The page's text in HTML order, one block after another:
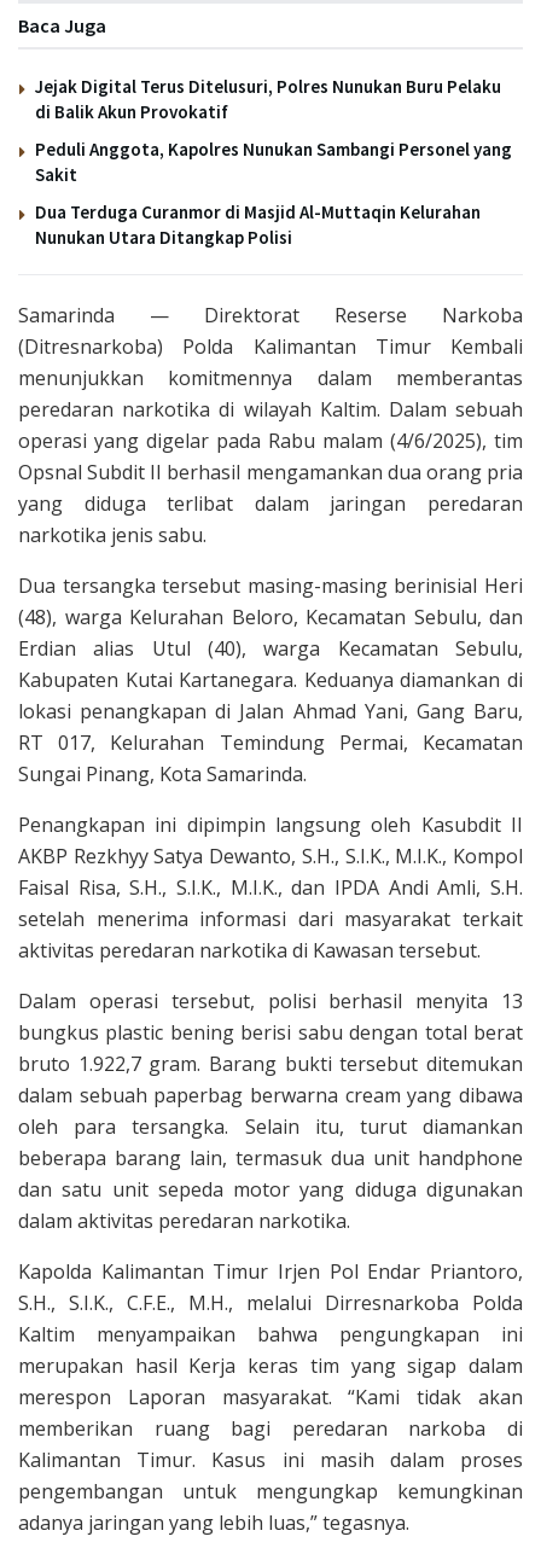
Baca Juga
Jejak Digital Terus Ditelusuri, Polres Nunukan Buru Pelaku
di Balik Akun Provokatif
Peduli Anggota, Kapolres Nunukan Sambangi Personel yang
Sakit
Dua Terduga Curanmor di Masjid Al-Muttaqin Kelurahan
Nunukan Utara Ditangkap Polisi
Samarinda — Direktorat Reserse Narkoba
(Ditresnarkoba) Polda Kalimantan Timur Kembali
menunjukkan komitmennya dalam memberantas
peredaran narkotika di wilayah Kaltim. Dalam sebuah
operasi yang digelar pada Rabu malam (4/6/2025), tim
Opsnal Subdit II berhasil mengamankan dua orang pria
yang diduga terlibat dalam jaringan peredaran
narkotika jenis sabu.
Dua tersangka tersebut masing-masing berinisial Heri
(48), warga Kelurahan Beloro, Kecamatan Sebulu, dan
Erdian alias Utul (40), warga Kecamatan Sebulu,
Kabupaten Kutai Kartanegara. Keduanya diamankan di
lokasi penangkapan di Jalan Ahmad Yani, Gang Baru,
RT 017, Kelurahan Temindung Permai, Kecamatan
Sungai Pinang, Kota Samarinda.
Penangkapan ini dipimpin langsung oleh Kasubdit II
AKBP Rezkhyy Satya Dewanto, S.H., S.I.K., M.I.K., Kompol
Faisal Risa, S.H., S.I.K., M.I.K., dan IPDA Andi Amli, S.H.
setelah menerima informasi dari masyarakat terkait
aktivitas peredaran narkotika di Kawasan tersebut.
Dalam operasi tersebut, polisi berhasil menyita 13
bungkus plastic bening berisi sabu dengan total berat
bruto 1.922,7 gram. Barang bukti tersebut ditemukan
dalam sebuah paperbag berwarna cream yang dibawa
oleh para tersangka. Selain itu, turut diamankan
beberapa barang lain, termasuk dua unit handphone
dan satu unit sepeda motor yang diduga digunakan
dalam aktivitas peredaran narkotika.
Kapolda Kalimantan Timur Irjen Pol Endar Priantoro,
S.H., S.I.K., C.F.E., M.H., melalui Dirresnarkoba Polda
Kaltim menyampaikan bahwa pengungkapan ini
merupakan hasil Kerja keras tim yang sigap dalam
merespon Laporan masyarakat. “Kami tidak akan
memberikan ruang bagi peredaran narkoba di
Kalimantan Timur. Kasus ini masih dalam proses
pengembangan untuk mengungkap kemungkinan
adanya jaringan yang lebih luas,” tegasnya.